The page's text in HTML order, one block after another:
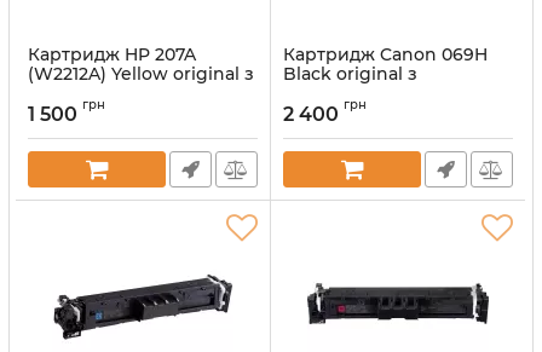
Картридж HP 207A
(W2212A) Yellow original з
Артикул:
1 500 грн
Картридж Canon 069H
Black original з
Артикул: vost069H
2 400 грн